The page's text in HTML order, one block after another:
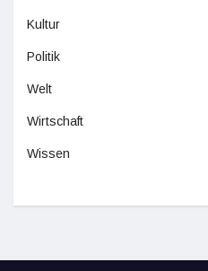
Kultur
Politik
Welt
Wirtschaft
Wissen